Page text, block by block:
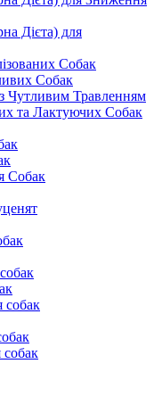
Дієта) для
Собак
Собак
Чутливим Травленням
та Лактуючих Собак
Собак
собак